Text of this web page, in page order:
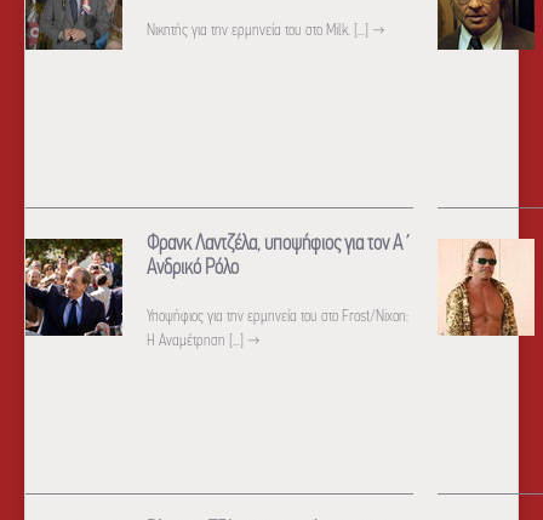
Νικητής για την ερμηνεία του στο Milk. [...] →
Φρανκ Λαντζέλα, υποψήφιος για τον Α΄
Ανδρικό Ρόλο
Υποψήφιος για την ερμηνεία του στο Frost/Nixon:
H Αναμέτρηση [...] →